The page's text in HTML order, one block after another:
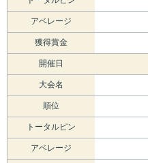
アベレージ
獲得賞金
開催日
大会名
順位
トータルピン
アベレージ